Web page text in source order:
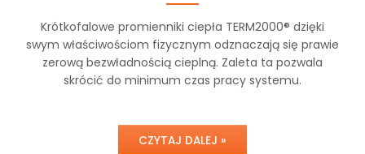
Krótkofalowe promienniki ciepła TERM2000® dzięki
swym właściwościom fizycznym odznaczają się prawie
zerową bezwładnością cieplną. Zaleta ta pozwala
skrócić do minimum czas pracy systemu.
CZYTAJ DALEJ »